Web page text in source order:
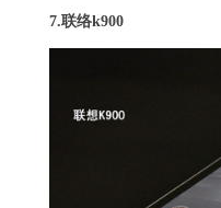
7.联络k900